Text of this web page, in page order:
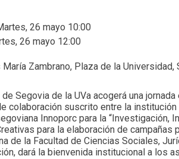
26 mayo 10:00
26 mayo 12:00
María Zambrano, Plaza de la Universidad,
de Segovia de la UVa acogerá una
colaboración suscrito entre la institución
Innoporc para la “Investigación,
para la elaboración de campañas
de la Facultad de Ciencias Sociales,
dará la bienvenida institucional a los